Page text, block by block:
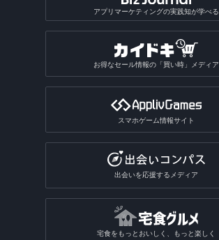
アプリマーケティングの実践知が学べる
お得なセール情報の「買い時」メディア
スマホゲーム情報サイト
出会いを応援するメディア
宅食をもっとおいしく、もっと楽しく